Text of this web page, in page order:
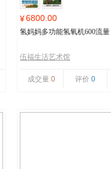
¥6800.00
氢妈妈多功能氢氧机600流量
伍福生活艺术馆
成交量 0 评价 0